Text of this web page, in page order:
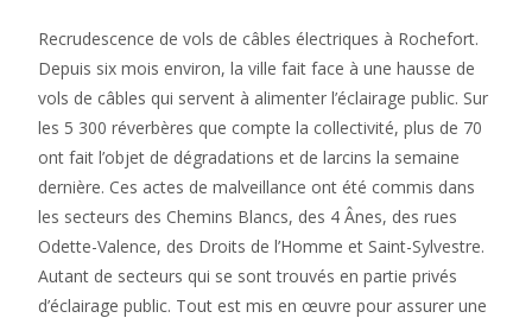
Recrudescence de vols de câbles électriques à Rochefort.
Depuis six mois environ, la ville fait face à une hausse de
vols de câbles qui servent à alimenter l’éclairage public. Sur
les 5 300 réverbères que compte la collectivité, plus de 70
ont fait l’objet de dégradations et de larcins la semaine
dernière. Ces actes de malveillance ont été commis dans
les secteurs des Chemins Blancs, des 4 Ânes, des rues
Odette-Valence, des Droits de l’Homme et Saint-Sylvestre.
Autant de secteurs qui se sont trouvés en partie privés
d’éclairage public. Tout est mis en œuvre pour assurer une